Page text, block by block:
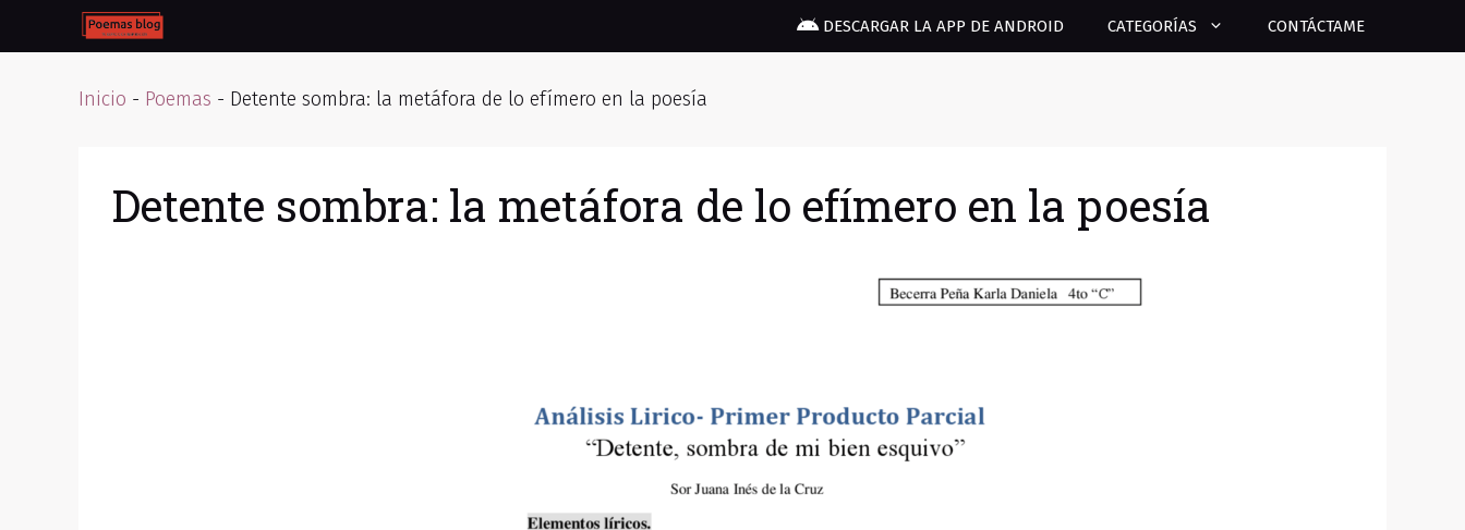
DESCARGAR LA APP DE ANDROID CATEGORÍAS CONTÁCTAME
Inicio - Poemas - Detente sombra: la metáfora de lo efímero en la poesía
Detente sombra: la metáfora de lo efímero en la poesía